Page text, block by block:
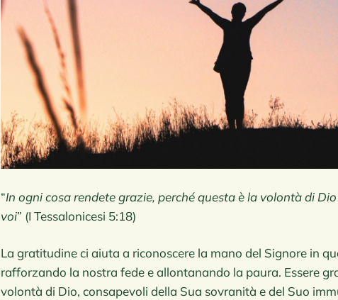
“In ogni cosa rendete grazie, perché questa è la volontà di
voi” (I Tessalonicesi 5:18)
La gratitudine ci aiuta a riconoscere la mano del Signore in
rafforzando la nostra fede e allontanando la paura. Essere
volontà di Dio, consapevoli della Sua sovranità e del Suo